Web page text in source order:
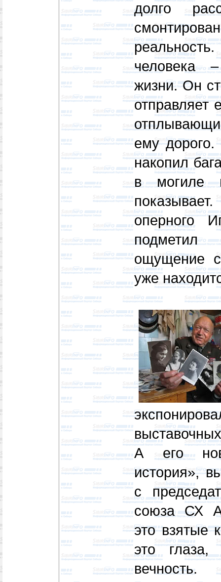
долго
человека
жизни. Он
отправляет
ему
накопил
в могиле
оперного
ощущение
уже
А его
история»,
с
союза СХ
это взятые
это глаза,